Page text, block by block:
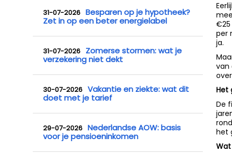
31-07-2026 Besparen op je hypotheek?
Zet in op een beter energielabel
31-07-2026
Zomerse stormen: wat je
verzekering niet dekt
30-07-2026 Vakantie en ziekte: wat dit
doet met je tarief
29-07-2026 Nederlandse AOW: basis
voor je pensioeninkomen
€25
per
ja.
van
Het
De
het